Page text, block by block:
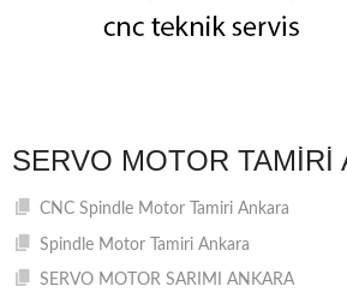
SERVO MOTOR TAMIRI
CNC Spindle Motor Tamiri Ankara
Spindle Motor Tamiri Ankara
SERVO MOTOR SARIMI ANKARA